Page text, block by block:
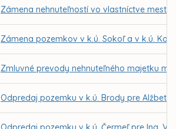
Zámena nehnuteľností vo vlastníctve mesta
Zámena pozemkov v k.ú. Sokoľ a v k.ú.
Zmluvné prevody nehnuteľného majetku
Odpredaj pozemku v k.ú. Brody pre Alžbetu